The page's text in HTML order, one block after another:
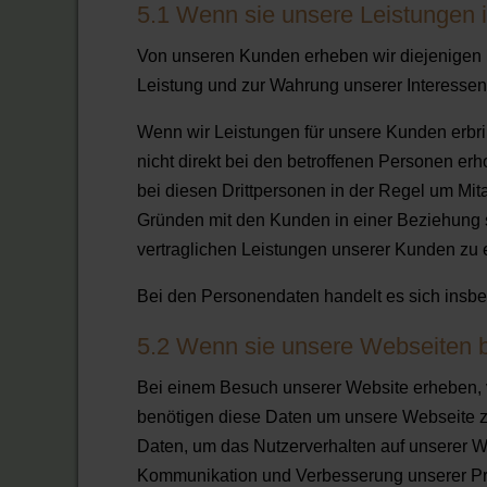
5.1 Wenn sie unsere Leistungen
Von unseren Kunden erheben wir
Leistung und zur Wahrung unserer
Wenn wir Leistungen für unsere Kunden
nicht direkt bei den betroffenen Personen
bei diesen Drittpersonen in der Regel um
Gründen mit den Kunden in einer
vertraglichen Leistungen unserer Kunden zu
Bei den Personendaten handelt es sich
5.2 Wenn sie unsere Webseiten
Bei einem Besuch unserer Website
benötigen diese Daten um unsere Webseite
Daten, um das Nutzerverhalten auf unserer
Kommunikation und Verbesserung unserer